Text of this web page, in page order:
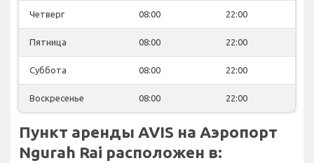
Четверг 08:00 22:00
Пятница 08:00 22:00
Суббота 08:00 22:00
Воскресенье 08:00 22:00
Пункт аренды AVIS на Аэропорт
Ngurah Rai расположен в: